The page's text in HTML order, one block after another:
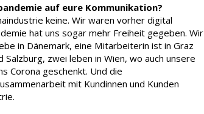
auf eure Kommunikation?
keine. Wir waren vorher digital
hat uns sogar mehr Freiheit gegeben. Wir
in Dänemark, eine Mitarbeiterin ist in Graz
zwei leben in Wien, wo auch unsere
Corona geschenkt. Und die
mit Kundinnen und Kunden